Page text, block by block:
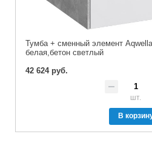
Тумба + сменный элемент
белая,бетон светлый
42 624 руб.
шт.
В